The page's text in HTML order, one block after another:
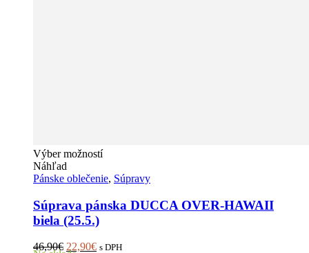
Výber možnostíTento
má
variantov.
Možnosti
Náhľad
Pánske oblečenie, Súpravy
Súprava pánska DUCCA OVER-HAWAII
biela (25.5.)
46,90€ Pôvodná
22,90€Aktuálna
s DPH